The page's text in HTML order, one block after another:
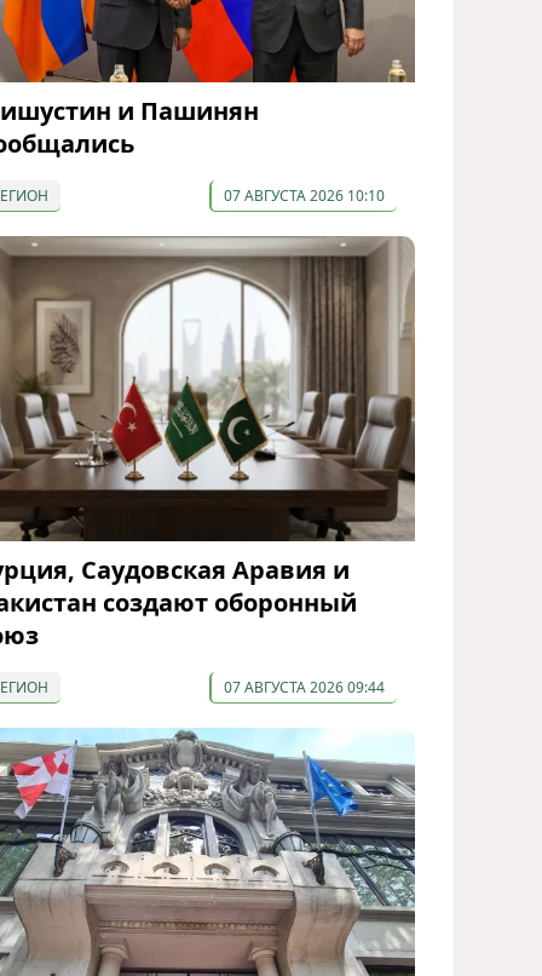
и Пашинян
07 АВГУСТА 2026 10:10
Саудовская Аравия и
создают оборонный
07 АВГУСТА 2026 09:44